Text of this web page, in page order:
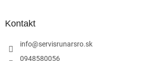
Kontakt
info@servisrunarsro.sk
0948580056